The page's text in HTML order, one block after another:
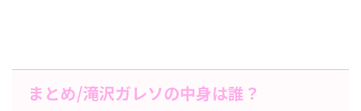
まとめ/滝沢ガレソの中身は誰？